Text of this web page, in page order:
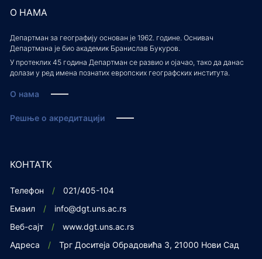
О НАМА
Департман за географију основан је 1962. године. Оснивач
Департмана је био академик Бранислав Букуров.
У протеклих 45 година Департман се развио и ојачао, тако да данас
долази у ред имена познатих европских географских института.
О нама
Решње о акредитацији
КОНТАТК
Телефон
021/405-104
Емаил
info@dgt.uns.ac.rs
Веб-сајт
www.dgt.uns.ac.rs
Адреса
Трг Доситеја Обрадовића 3, 21000 Нови Сад